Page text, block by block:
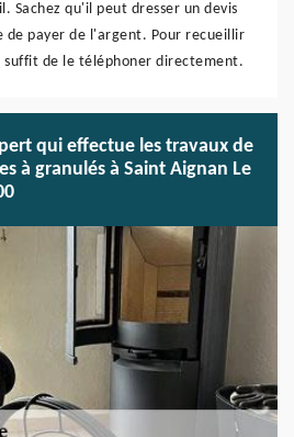
Sachez qu'il peut dresser un devis
de payer de l'argent. Pour recueillir
de le téléphoner directement.
qui effectue les travaux de
à granulés à Saint Aignan Le